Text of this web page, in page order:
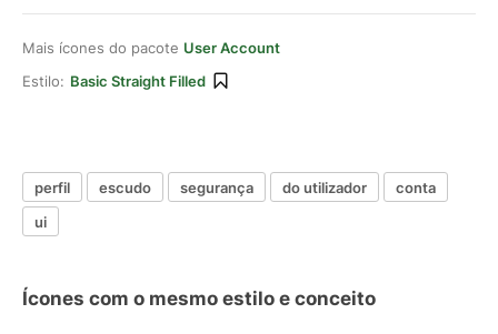
Mais ícones do pacote User Account
Estilo: Basic Straight Filled
perfil escudo segurança do utilizador
conta
ui
Ícones com o mesmo estilo e conceito